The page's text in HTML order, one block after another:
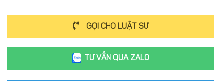
GỌI CHO LUẬT SƯ
TƯ VẤN QUA ZALO